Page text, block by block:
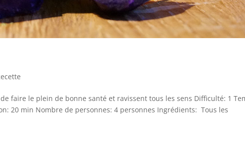
faire le plein de bonne santé et ravissent tous les sens Difficulté: 1
20 min Nombre de personnes: 4 personnes Ingrédients: Tous les